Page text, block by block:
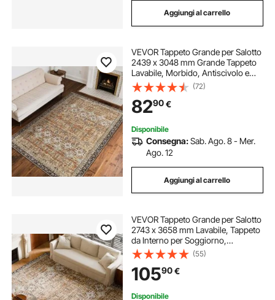
Aggiungi al carrello
VEVOR Tappeto Grande per Salotto
2439 x 3048 mm Grande Tappeto
Lavabile, Morbido, Antiscivolo e
Antistrappo, per Animali Domestici
e Bambini, per Camera da Letto,
Cameretta, Ufficio, Marrone Verde
(72)
8290€
Disponibile
Consegna:Sab. Ago. 8 - Mer.
Ago. 12
Aggiungi al carrello
VEVOR Tappeto Grande per Salotto
2743 x 3658 mm Lavabile, Tappeto
da Interno per Soggiorno,
Antiscivolo e Antistrappo, per
Animali Domestici e Bambini, per
Camera da Letto, Cameretta,
Marrone Verde
(55)
10590€
Disponibile